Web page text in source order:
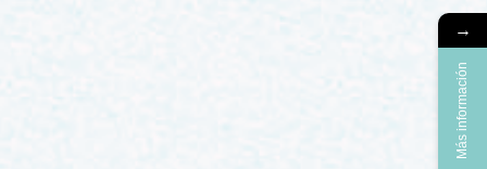
→
Más información